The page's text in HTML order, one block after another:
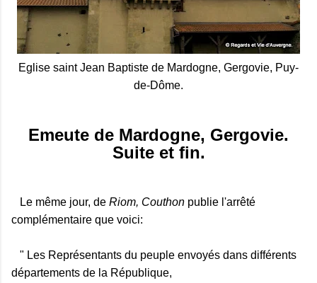
Eglise saint Jean Baptiste de Mardogne, Gergovie, Puy-
de-Dôme.
Emeute de Mardogne, Gergovie.
Suite et fin.
Le même jour, de Riom, Couthon publie l'arrêté
complémentaire que voici:
" Les Représentants du peuple envoyés dans différents
départements de la République,